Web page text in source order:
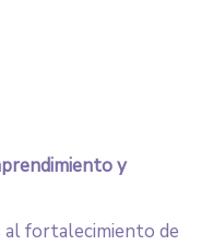
y
al fortalecimiento de